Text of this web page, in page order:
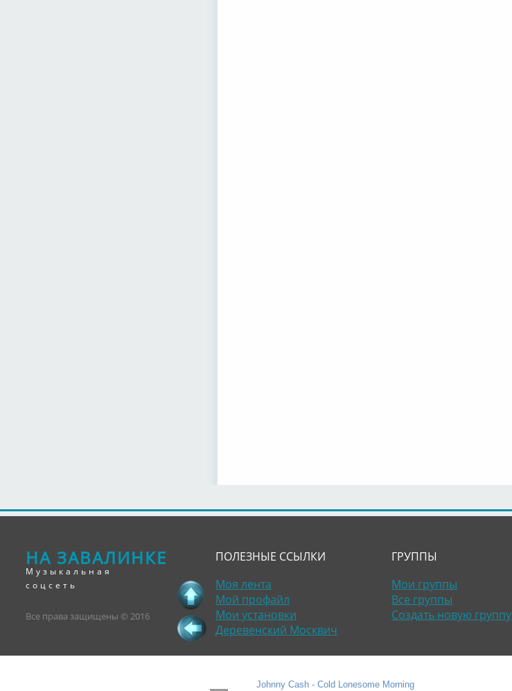
НА ЗАВАЛИНКЕ
Музыкальная
соцсеть
Все права защищены © 2016
ПОЛЕЗНЫЕ ССЫЛКИ
Моя лента
Мой профайл
Мои установки
Деревенский Москвич
ГРУППЫ
Мои группы
Все группы
Создать новую группу
Johnny Cash - Cold Lonesome Morning